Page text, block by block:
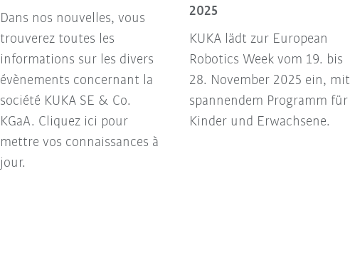
Dans nos nouvelles, vous
trouverez toutes les
informations sur les divers
évènements concernant la
société KUKA SE & Co.
KGaA. Cliquez ici pour
mettre vos connaissances à
jour.
2025
KUKA lädt zur European
Robotics Week vom 19. bis
28. November 2025 ein, mit
spannendem Programm für
Kinder und Erwachsene.